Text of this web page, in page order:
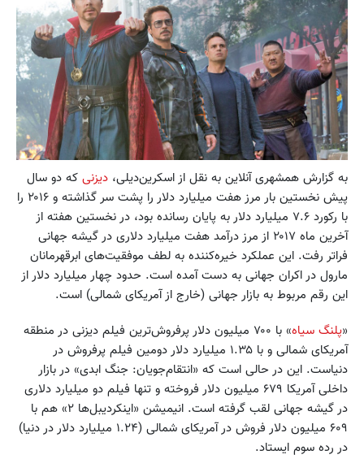
به گزارش همشهری آنلاین به نقل از اسکرین‌دیلی، دیزنی که دو سال
پیش نخستین بار مرز هفت میلیارد دلار را پشت سر گذاشته و ۲۰۱۶ را
با رکورد ۷.۶ میلیارد دلار به پایان رسانده بود، در نخستین هفته از
آخرین ماه ۲۰۱۷ از مرز درآمد هفت میلیارد دلاری در گیشه جهانی
فراتر رفت. این عملکرد خیره‌کننده به لطف موفقیت‌های ابرقهرمانان
مارول در اکران جهانی به دست آمده است. حدود چهار میلیارد دلار از
این رقم مربوط به بازار جهانی (خارج از آمریکای شمالی) است.
«پلنگ سیاه
» با ۷۰۰ میلیون دلار پرفروش‌ترین فیلم دیزنی در منطقه
آمریکای شمالی و با ۱.۳۵ میلیارد دلار دومین فیلم پرفروش در
دنیاست. این در حالی است که «انتقام‌جویان: جنگ ابدی» در بازار
داخلی آمریکا ۶۷۹ میلیون دلار فروخته و تنها فیلم دو میلیارد دلاری
در گیشه جهانی لقب گرفته است. انیمیشن «اینکردیبل‌ها ۲» هم با
۶۰۹ میلیون دلار فروش در آمریکای شمالی (۱.۲۴ میلیارد دلار در دنیا)
در رده سوم ایستاد.